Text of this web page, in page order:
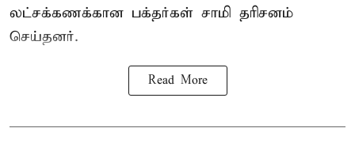
லட்சக்கணக்கான பக்தர்கள் சாமி தரிசனம்
செய்தனர்.
Read More